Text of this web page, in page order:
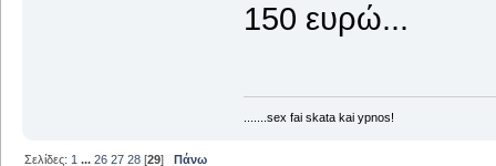
150 ευρώ...
.......sex fai skata kai ypnos!
Σελίδες:1 ...26 27 28 [29] Πάνω